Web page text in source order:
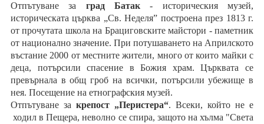
Отпътуване за град Батак - историческия музей,
историческата църква „Св. Неделя” построена през 1813 г.
от прочутата школа на Брациговските майстори - паметник
от национално значение. При потушаването на Априлското
въстание 2000 от местните жители, много от които майки с
деца, потърсили спасение в Божия храм. Църквата се
превърнала в общ гроб на всички, потърсили убежище в
нея. Посещение на етнографския музей.
Отпътуване за крепост „Перистера“. Всеки, който не e
ходил в Пещера, неволно се спира, защото на хълма "Света